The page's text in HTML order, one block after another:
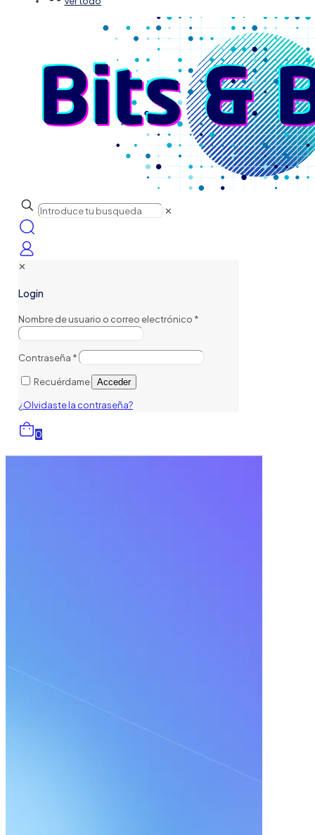
✕
✕
Login
Nombre de usuario o correo electrónico *
Contraseña *
Recuérdame Acceder
¿Olvidaste la contraseña?
0